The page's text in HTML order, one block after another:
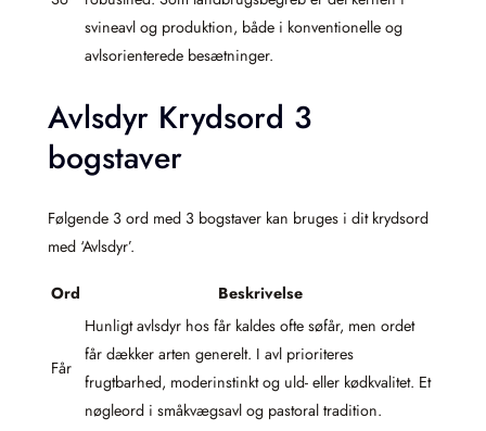
svineavl og produktion, både i konventionelle og
avlsorienterede besætninger.
Avlsdyr Krydsord 3
bogstaver
Følgende 3 ord med 3 bogstaver kan bruges i dit krydsord
med ‘Avlsdyr’.
Ord Beskrivelse
Får
Hunligt avlsdyr hos får kaldes ofte søfår, men ordet
får dækker arten generelt. I avl prioriteres
frugtbarhed, moderinstinkt og uld- eller kødkvalitet. Et
nøgleord i småkvægsavl og pastoral tradition.